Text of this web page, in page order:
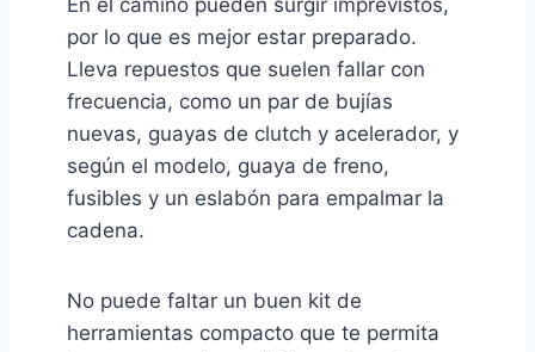
En el camino pueden surgir imprevistos,
por lo que es mejor estar preparado.
Lleva repuestos que suelen fallar con
frecuencia, como un par de bujías
nuevas, guayas de clutch y acelerador, y
según el modelo, guaya de freno,
fusibles y un eslabón para empalmar la
cadena.
No puede faltar un buen kit de
herramientas compacto que te permita